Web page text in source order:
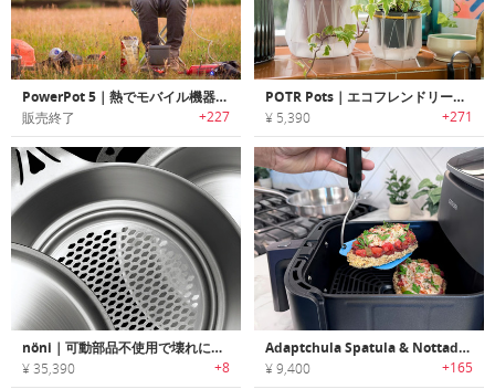
PowerPot 5｜熱でモバイル機器を充電するポータブル鍋「パワーポット5」
販売終了 +227
POTR Pots｜エコフレンドリーなオリガミ式観葉植物用ポット「ポーターポッツ」
¥ 5,390 +271
nöni｜可動部品不使用で壊れにくいハイパフォーマンス調理鍋セット「ノニ」
¥ 35,390 +8
Adaptchula Spatula & Nottadrip Utensil Rest｜角度調整が可能な万能スパチュラと、調理に便利なアクセサリーセット
¥ 9,400 +165